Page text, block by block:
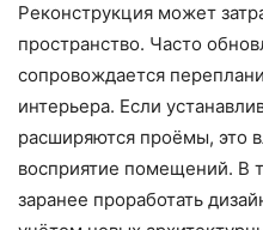
Реконструкция может
пространство. Часто
сопровождается
интерьера. Если
расширяются проёмы, это
восприятие помещений. В
заранее проработать